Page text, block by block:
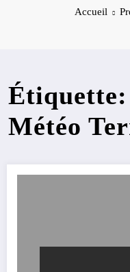
Accueil
Météo